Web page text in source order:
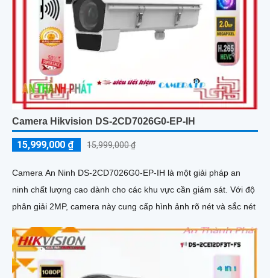
Camera Hikvision DS-2CD7026G0-EP-IH
15,999,000 ₫ 15,999,000 ₫
Camera An Ninh DS-2CD7026G0-EP-IH là một giải pháp an
ninh chất lượng cao dành cho các khu vực cần giám sát. Với độ
phân giải 2MP, camera này cung cấp hình ảnh rõ nét và sắc nét